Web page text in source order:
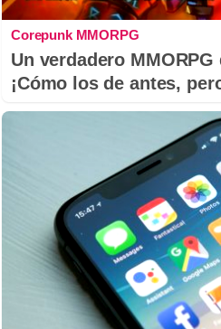
Corepunk MMORPG
Un verdadero
¡Cómo los de antes,